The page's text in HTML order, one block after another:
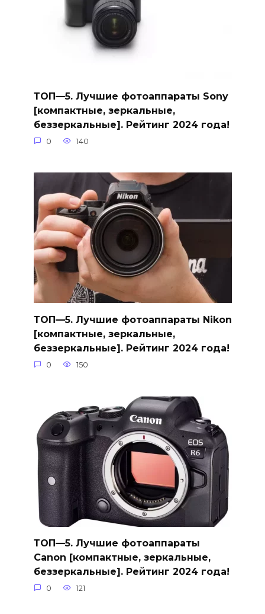
ТОП—5. Лучшие фотоаппараты Sony
[компактные, зеркальные,
беззеркальные]. Рейтинг 2024 года!
0 140
ТОП—5. Лучшие фотоаппараты Nikon
[компактные, зеркальные,
беззеркальные]. Рейтинг 2024 года!
0 150
ТОП—5. Лучшие фотоаппараты
Canon [компактные, зеркальные,
беззеркальные]. Рейтинг 2024 года!
0 121